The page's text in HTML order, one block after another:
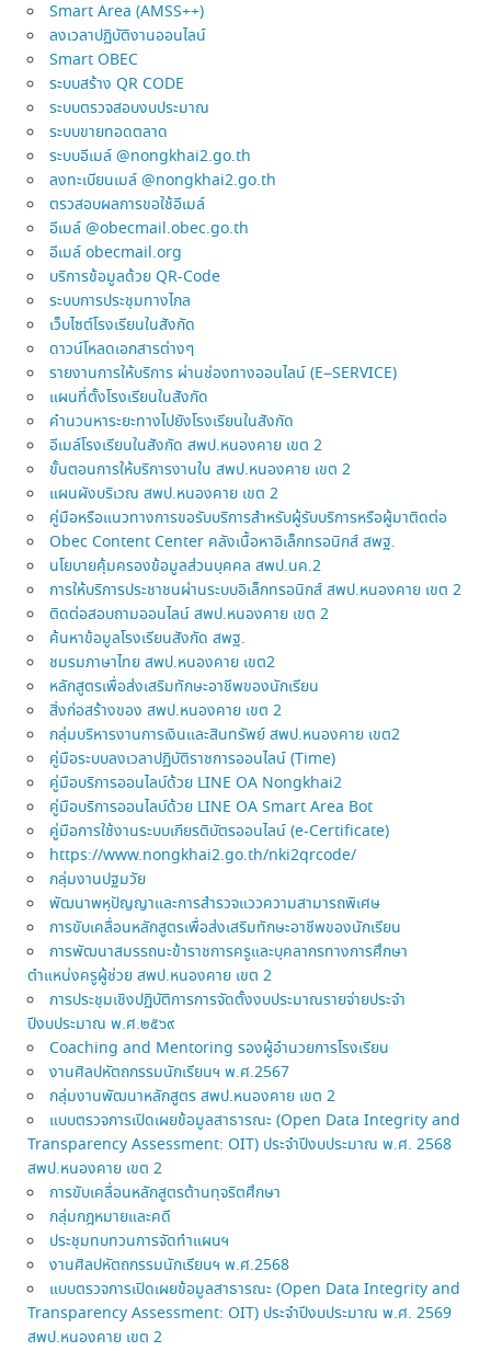
Smart Area (AMSS++)
ลงเวลาปฏิบัติงานออนไลน์
Smart OBEC
ระบบสร้าง QR CODE
ระบบตรวจสอบงบประมาณ
ระบบขายทอดตลาด
ระบบอีเมล์ @nongkhai2.go.th
ลงทะเบียนเมล์ @nongkhai2.go.th
ตรวสอบผลการขอใช้อีเมล์
อีเมล์ @obecmail.obec.go.th
อีเมล์ obecmail.org
บริการข้อมูลด้วย QR-Code
ระบบการประชุมทางไกล
เว็บไซต์โรงเรียนในสังกัด
ดาวน์โหลดเอกสารต่างๆ
รายงานการให้บริการ ผ่านช่องทางออนไลน์ (E–SERVICE)
แผนที่ตั้งโรงเรียนในสังกัด
คำนวนหาระยะทางไปยังโรงเรียนในสังกัด
อีเมล์โรงเรียนในสังกัด สพป.หนองคาย เขต 2
ขั้นตอนการให้บริการงานใน สพป.หนองคาย เขต 2
แผนผังบริเวณ สพป.หนองคาย เขต 2
คู่มือหรือแนวทางการขอรับบริการสำหรับผู้รับบริการหรือผู้มาติดต่อ
Obec Content Center คลังเนื้อหาอิเล็กทรอนิกส์ สพฐ.
นโยบายคุ้มครองข้อมูลส่วนบุคคล สพป.นค.2
การให้บริการประชาชนผ่านระบบอิเล็กทรอนิกส์ สพป.หนองคาย เขต 2
ติดต่อสอบถามออนไลน์ สพป.หนองคาย เขต 2
ค้นหาข้อมูลโรงเรียนสังกัด สพฐ.
ชมรมภาษาไทย สพป.หนองคาย เขต2
หลักสูตรเพื่อส่งเสริมทักษะอาชีพของนักเรียน
สิ่งก่อสร้างของ สพป.หนองคาย เขต 2
กลุ่มบริหารงานการเงินและสินทรัพย์ สพป.หนองคาย เขต2
คู่มือระบบลงเวลาปฏิบัติราชการออนไลน์ (Time)
คู่มือบริการออนไลบ์ด้วย LINE OA Nongkhai2
คู่มือบริการออนไลบ์ด้วย LINE OA Smart Area Bot
คู่มือการใช้งานระบบเกียรติบัตรออนไลน์ (e-Certificate)
https://www.nongkhai2.go.th/nki2qrcode/
กลุ่มงานปฐมวัย
พัฒนาพหุปัญญาและการสำรวจแววความสามารถพิเศษ
การขับเคลื่อนหลักสูตรเพื่อส่งเสริมทักษะอาชีพของนักเรียน
การพัฒนาสมรรถนะข้าราชการครูและบุคลากรทางการศึกษา
ตำแหน่งครูผู้ช่วย สพป.หนองคาย เขต 2
การประชุมเชิงปฏิบัติการการจัดตั้งงบประมาณรายจ่ายประจำ
ปีงบประมาณ พ.ศ.๒๕๖๙
Coaching and Mentoring รองผู้อำนวยการโรงเรียน
งานศิลปหัตถกรรมนักเรียนฯ พ.ศ.2567
กลุ่มงานพัฒนาหลักสูตร สพป.หนองคาย เขต 2
แบบตรวจการเปิดเผยข้อมูลสาธารณะ (Open Data Integrity and
Transparency Assessment: OIT) ประจำปีงบประมาณ พ.ศ. 2568
สพป.หนองคาย เขต 2
การขับเคลื่อนหลักสูตรต้านทุจริตศึกษา
กลุ่มกฎหมายและคดี
ประชุมทบทวนการจัดทำแผนฯ
งานศิลปหัตถกรรมนักเรียนฯ พ.ศ.2568
แบบตรวจการเปิดเผยข้อมูลสาธารณะ (Open Data Integrity and
Transparency Assessment: OIT) ประจำปีงบประมาณ พ.ศ. 2569
สพป.หนองคาย เขต 2